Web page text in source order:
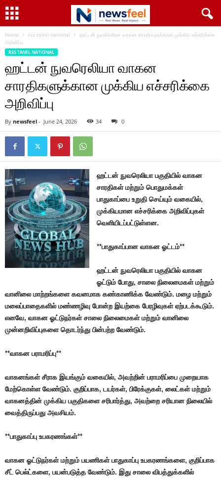
Home rss tamil national
ஹட்டன் நுவரெலியா வாகன சாரதிகளுக்கான முக்கிய எச்சரிக்கை
அறிவிப்பு
RSS TAMIL NATIONAL
ஹட்டன் நுவரெலியா வாகன
சாரதிகளுக்கான முக்கிய எச்சரிக்கை
அறிவிப்பு
By newsfeel - June 24, 2026 34 0
ஹட்டன் நுவரெலியா பகுதியில் வாகன
சாரதிகள் மற்றும் பொதுமக்கள்
பாதுகாப்பை உறுதி செய்யும் வகையில்,
முக்கியமான எச்சரிக்கை அறிவிப்புகள்
வெளியிடப்பட்டுள்ளன.
**பாதுகாப்பான வாகன ஓட்டம்**
ஹட்டன் நுவரெலியா பகுதியில் வாகன
ஓட்டும் போது, சாலை நிலைமைகள் மற்றும்
வானிலை மாற்றங்களை கவனமாக கண்காணிக்க வேண்டும். மழை மற்றும்
மலைப்பாதைகளில் மண்ணழிவு போன்ற இயற்கை பேரழிவுகள் ஏற்படக்கூடும்.
எனவே, வாகன ஓட்டுநர்கள் சாலை நிலைமைகள் மற்றும் வானிலை
முன்னறிவிப்புகளை தொடர்ந்து பின்பற்ற வேண்டும்.
**வாகன பராமரிப்பு**
வாகனங்கள் சீராக இயங்கும் வகையில், அவற்றின் பராமரிப்பை முறையாக
மேற்கொள்ள வேண்டும். குறிப்பாக, டயர்கள், பிரேக்குகள், லைட்கள் மற்றும்
வாகனத்தின் முக்கிய பகுதிகளை சரிபார்த்து, அவற்றை சரியான நிலையில்
வைத்திருப்பது அவசியம்.
**பாதுகாப்பு உபகரணங்கள்**
வாகன ஓட்டுநர்கள் மற்றும் பயணிகள் பாதுகாப்பு உபகரணங்களை, குறிப்பாக
சீட் பெல்ட்களை, பயன்படுத்த வேண்டும். இது சாலை விபத்துக்களில்